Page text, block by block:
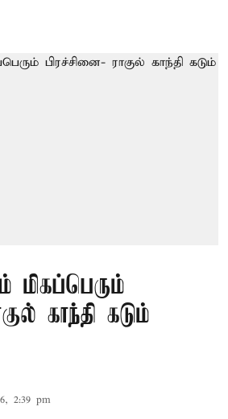
மிகப்பெரும்
காந்தி கடும்
2:39 pm